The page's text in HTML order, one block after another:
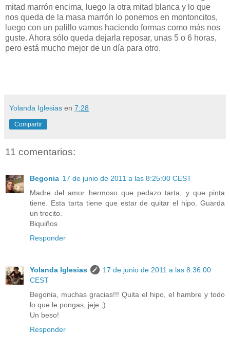
mitad marrón encima, luego la otra mitad blanca y lo que
nos queda de la masa marrón lo ponemos en montoncitos,
luego con un palillo vamos haciendo formas como más nos
guste. Ahora sólo queda dejarla reposar, unas 5 o 6 horas,
pero está mucho mejor de un día para otro.
Yolanda Iglesias en 7:28
Compartir
11 comentarios:
Begonia 17 de junio de 2011 a las 8:25:00 CEST
Madre del amor hermoso que pedazo tarta, y que pinta
tiene. Esta tarta tiene que estar de quitar el hipo. Guarda
un trocito.
Biquiños
Responder
Yolanda Iglesias
17 de junio de 2011 a las 8:36:00
CEST
Begonia, muchas gracias!!! Quita el hipo, el hambre y todo
lo que le pongas, jeje ;)
Un beso!
Responder